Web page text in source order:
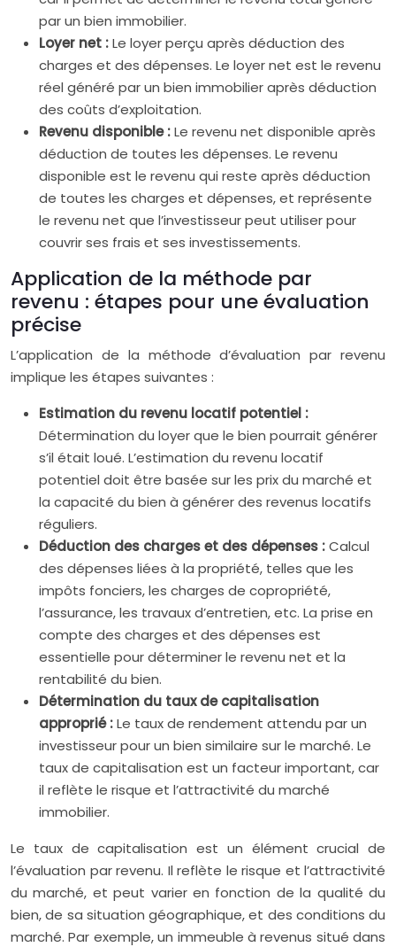
par un bien immobilier.
Loyer net :Le loyer perçu après déduction des
charges et des dépenses. Le loyer net est le revenu
réel généré par un bien immobilier après déduction
des coûts d’exploitation.
Revenu disponible :Le revenu net disponible après
déduction de toutes les dépenses. Le revenu
disponible est le revenu qui reste après déduction
de toutes les charges et dépenses, et représente
le revenu net que l’investisseur peut utiliser pour
couvrir ses frais et ses investissements.
Application de la méthode par
revenu : étapes pour une évaluation
précise
L’application de la méthode d’évaluation par revenu
implique les étapes suivantes :
Estimation du revenu locatif potentiel :
Détermination du loyer que le bien pourrait générer
s’il était loué. L’estimation du revenu locatif
potentiel doit être basée sur les prix du marché et
la capacité du bien à générer des revenus locatifs
réguliers.
Déduction des charges et des dépenses :Calcul
des dépenses liées à la propriété, telles que les
impôts fonciers, les charges de copropriété,
l’assurance, les travaux d’entretien, etc. La prise en
compte des charges et des dépenses est
essentielle pour déterminer le revenu net et la
rentabilité du bien.
Détermination du taux de capitalisation
approprié :Le taux de rendement attendu par un
investisseur pour un bien similaire sur le marché. Le
taux de capitalisation est un facteur important, car
il reflète le risque et l’attractivité du marché
immobilier.
Le taux de capitalisation est un élément crucial de
l’évaluation par revenu. Il reflète le risque et l’attractivité
du marché, et peut varier en fonction de la qualité du
bien, de sa situation géographique, et des conditions du
marché. Par exemple, un immeuble à revenus situé dans